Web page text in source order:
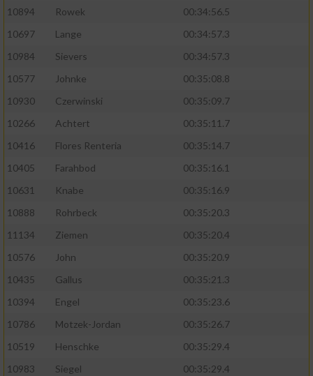
10894
Rowek
00:34:56.5
10697
Lange
00:34:57.3
10984
Sievers
00:34:57.3
10577
Johnke
00:35:08.8
10930
Czerwinski
00:35:09.7
10266
Achtert
00:35:11.7
10416
Flores Renteria
00:35:14.7
10405
Farahbod
00:35:16.1
10631
Knabe
00:35:16.9
10888
Rohrbeck
00:35:20.3
11134
Ziemen
00:35:20.4
10576
John
00:35:20.9
10435
Gallus
00:35:21.3
10394
Engel
00:35:23.6
10786
Motzek-Jordan
00:35:26.7
10519
Henschke
00:35:29.4
10983
Siegel
00:35:29.4